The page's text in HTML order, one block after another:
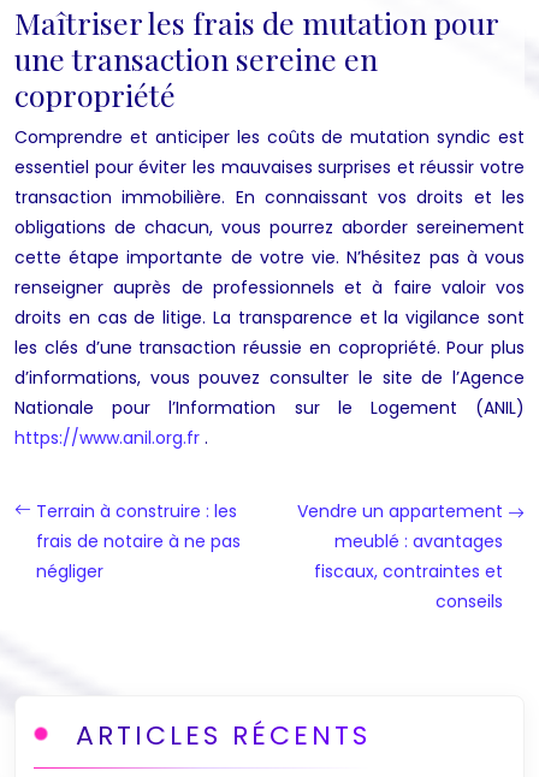
Maîtriser les frais de mutation pour
une transaction sereine en
copropriété
Comprendre et anticiper les coûts de mutation syndic est
essentiel pour éviter les mauvaises surprises et réussir votre
transaction immobilière. En connaissant vos droits et les
obligations de chacun, vous pourrez aborder sereinement
cette étape importante de votre vie. N’hésitez pas à vous
renseigner auprès de professionnels et à faire valoir vos
droits en cas de litige. La transparence et la vigilance sont
les clés d’une transaction réussie en copropriété. Pour plus
d’informations, vous pouvez consulter le site de l’Agence
Nationale pour l’Information sur le Logement (ANIL)
https://www.anil.org.fr .
Terrain à construire : les
frais de notaire à ne pas
négliger
Vendre un appartement
meublé : avantages
fiscaux, contraintes et
conseils
ARTICLES RÉCENTS